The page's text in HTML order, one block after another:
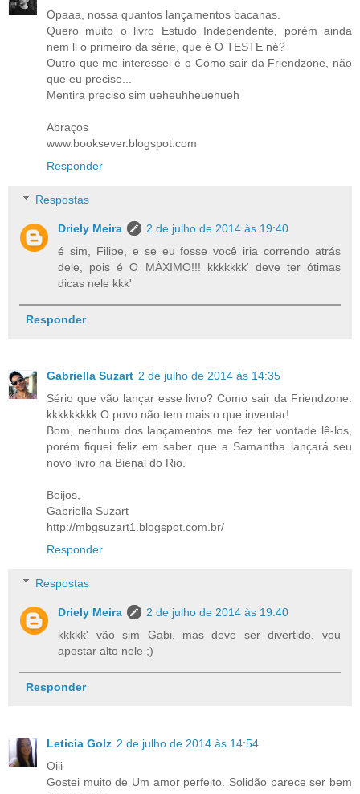
Opaaa, nossa quantos lançamentos bacanas.
Quero muito o livro Estudo Independente, porém ainda
nem li o primeiro da série, que é O TESTE né?
Outro que me interessei é o Como sair da Friendzone, não
que eu precise...
Mentira preciso sim ueheuhheuehueh
Abraços
www.booksever.blogspot.com
Responder
Respostas
Driely Meira
2 de julho de 2014 às 19:40
é sim, Filipe, e se eu fosse você iria correndo atrás
dele, pois é O MÁXIMO!!! kkkkkkk' deve ter ótimas
dicas nele kkk'
Responder
Gabriella Suzart 2 de julho de 2014 às 14:35
Sério que vão lançar esse livro? Como sair da Friendzone.
kkkkkkkkk O povo não tem mais o que inventar!
Bom, nenhum dos lançamentos me fez ter vontade lê-los,
porém fiquei feliz em saber que a Samantha lançará seu
novo livro na Bienal do Rio.
Beijos,
Gabriella Suzart
http://mbgsuzart1.blogspot.com.br/
Responder
Respostas
Driely Meira
2 de julho de 2014 às 19:40
kkkkk' vão sim Gabi, mas deve ser divertido, vou
apostar alto nele ;)
Responder
Leticia Golz 2 de julho de 2014 às 14:54
Oiii
Gostei muito de Um amor perfeito. Solidão parece ser bem